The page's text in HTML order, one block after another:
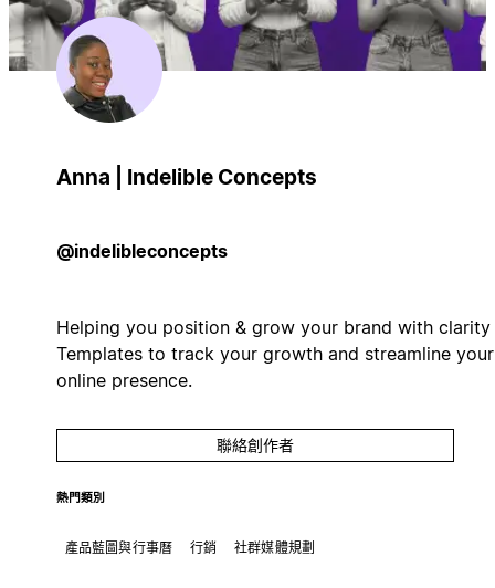
Anna | Indelible Concepts
@indelibleconcepts
Helping you position & grow your brand with clarity
Templates to track your growth and streamline your
online presence.
聯絡創作者
熱門類別
產品藍圖與行事曆 行銷 社群媒體規劃